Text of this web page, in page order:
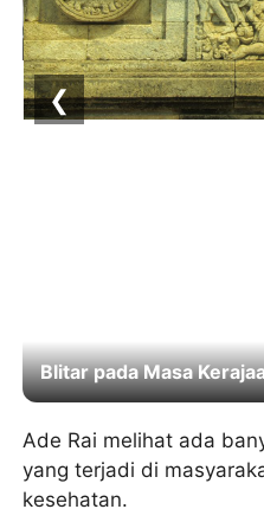
Blitar pada Masa
❮
Ade Rai melihat ada
yang terjadi di
kesehatan.